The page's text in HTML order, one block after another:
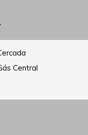
Central